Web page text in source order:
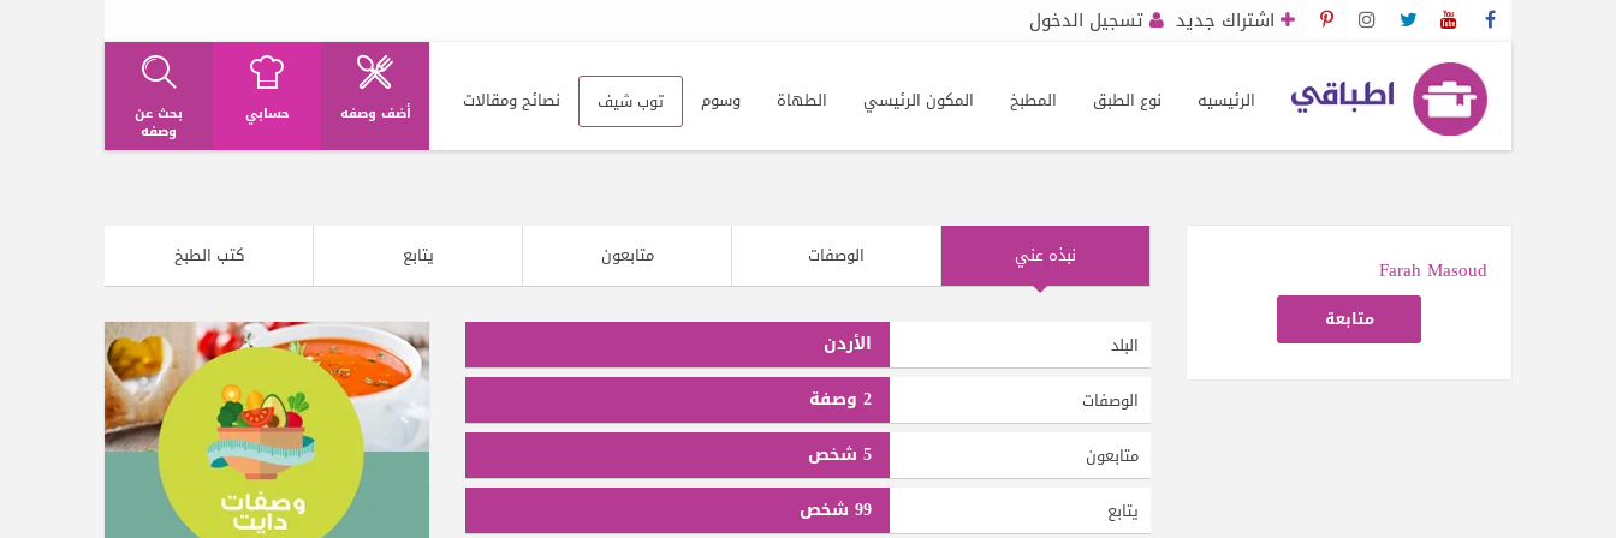
اشتراك جديد تسجيل الدخول
الرئيسيه نوع الطبق المطبخ المكون الرئيسي الطهاة وسوم توب شيف نصائح ومقالات بحث عن
وصفه
حسابي أضف وصفه
Farah Masoud
متابعة
نبذه عني الوصفات متابعون يتابع كتب الطبخ
البلد الأردن
الوصفات 2 وصفة
متابعون 5 شخص
يتابع 99 شخص